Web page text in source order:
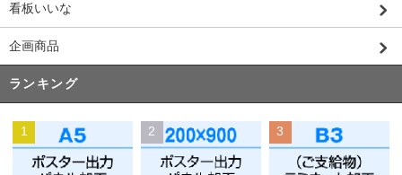
看板いいな
企画商品
ランキング
1 2 3